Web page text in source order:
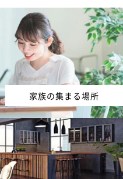
家族の集まる場所